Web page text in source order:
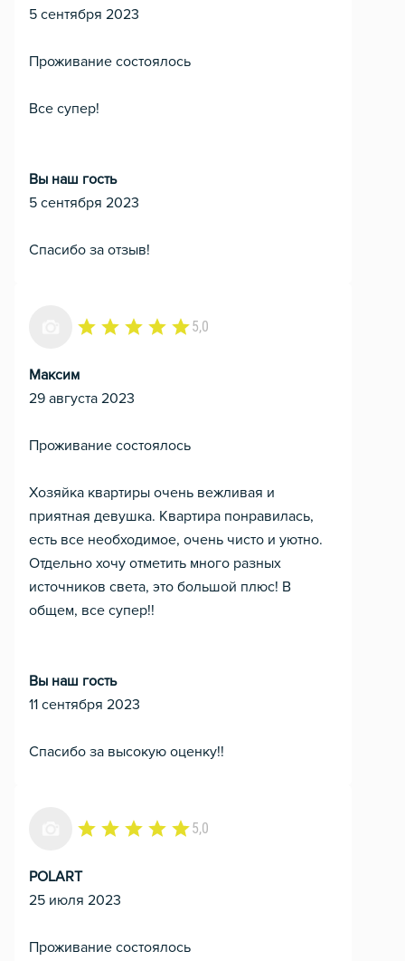
5 сентября 2023
Проживание состоялось
Все супер!
Вы наш гость
5 сентября 2023
Спасибо за отзыв!
5,0
Максим
29 августа 2023
Проживание состоялось
Хозяйка квартиры очень вежливая и
приятная девушка. Квартира понравилась,
есть все необходимое, очень чисто и уютно.
Отдельно хочу отметить много разных
источников света, это большой плюс! В
общем, все супер!!
Вы наш гость
11 сентября 2023
Спасибо за высокую оценку!!
5,0
POLART
25 июля 2023
Проживание состоялось